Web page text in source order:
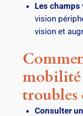
Les
vision
vision et
mobilité
troubles
Consulter